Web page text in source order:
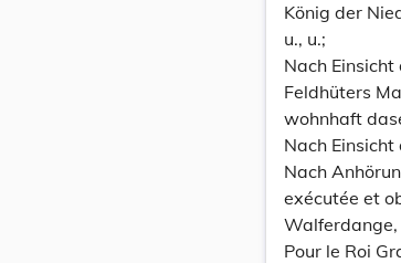
König der
u., u.;
Nach
Feldhüters
wohnhaft
Nach
Nach
exécutée et
Pour le Roi